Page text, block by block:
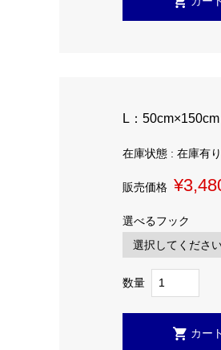
L：50cm×150cm
在庫状態 : 在庫有り
販売価格
選べるフック
数量